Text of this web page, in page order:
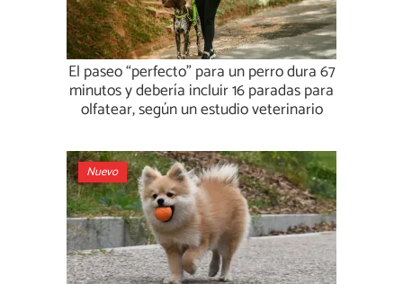
El paseo “perfecto” para un perro dura 67
minutos y debería incluir 16 paradas para
olfatear, según un estudio veterinario
Nuevo